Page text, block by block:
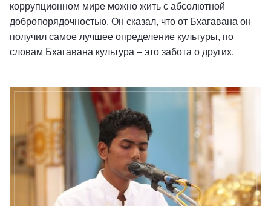
коррупционном мире можно жить с абсолютной
добропорядочностью. Он сказал, что от Бхагавана он
получил самое лучшее определение культуры, по
словам Бхагавана культура – это забота о других.